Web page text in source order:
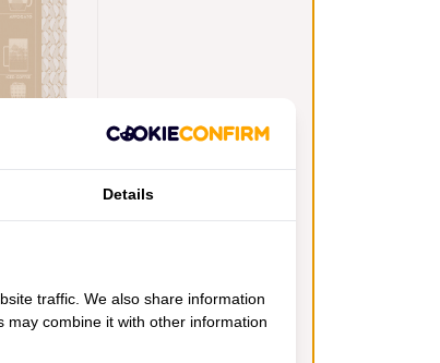
Details
traffic. We also share information
combine it with other information